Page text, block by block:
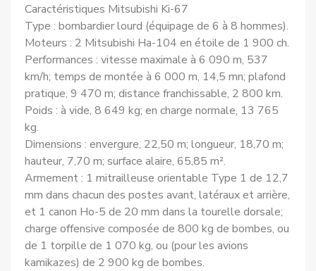
Caractéristiques Mitsubishi Ki-67
Type : bombardier lourd (équipage de 6 à 8 hommes).
Moteurs : 2 Mitsubishi Ha-104 en étoile de 1 900 ch.
Performances : vitesse maximale à 6 090 m, 537
km/h; temps de montée à 6 000 m, 14,5 mn; plafond
pratique, 9 470 m; distance franchissable, 2 800 km.
Poids : à vide, 8 649 kg; en charge normale, 13 765
kg.
Dimensions : envergure, 22,50 m; longueur, 18,70 m;
hauteur, 7,70 m; surface alaire, 65,85 m².
Armement : 1 mitrailleuse orientable Type 1 de 12,7
mm dans chacun des postes avant, latéraux et arrière,
et 1 canon Ho-5 de 20 mm dans la tourelle dorsale;
charge offensive composée de 800 kg de bombes, ou
de 1 torpille de 1 070 kg, ou (pour les avions
kamikazes) de 2 900 kg de bombes.